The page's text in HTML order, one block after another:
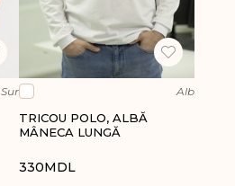
Sur Alb
TRICOU POLO, ALBĂ
MÂNECA LUNGĂ
330MDL